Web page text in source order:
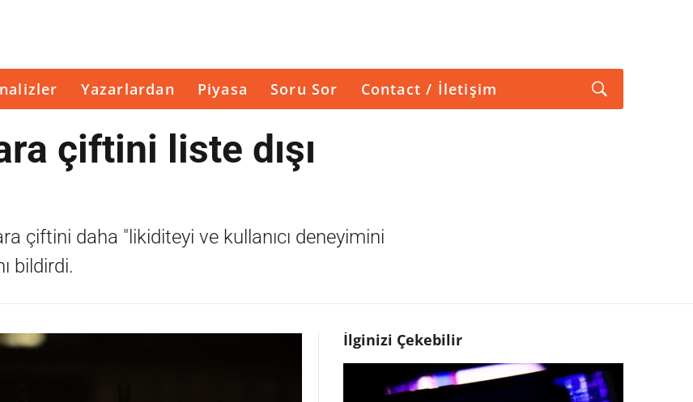
Yazarlardan Piyasa Soru Sor Contact / İletişim
çiftini liste dışı
çiftini daha "likiditeyi ve kullanıcı deneyimini
bildirdi.
İlginizi Çekebilir